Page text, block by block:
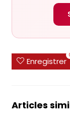
Enregistrer
Articles